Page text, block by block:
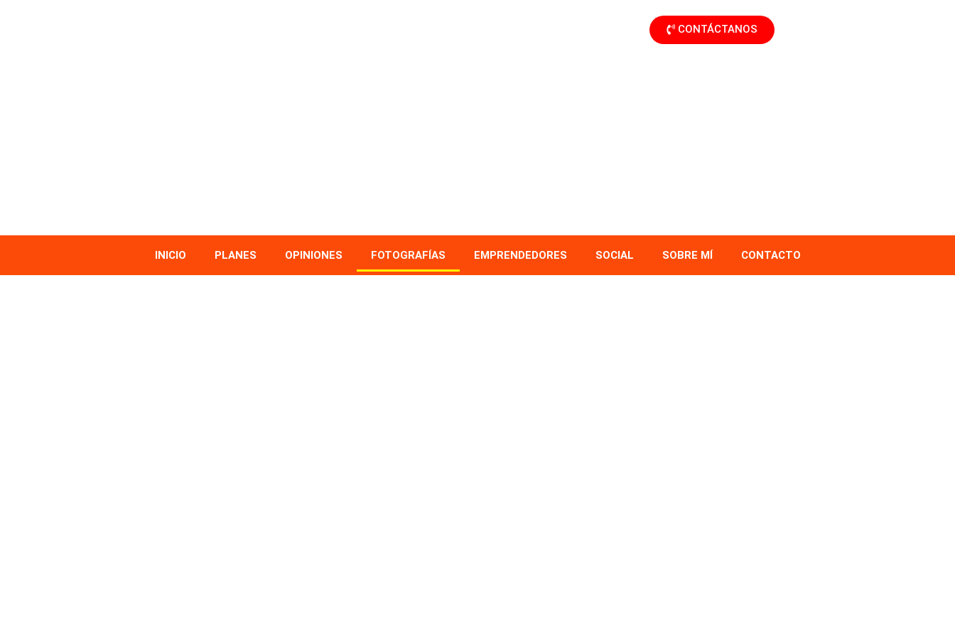
CONTÁCTANOS
INICIO PLANES OPINIONES FOTOGRAFÍAS EMPRENDEDORES SOCIAL SOBRE MÍ CONTACTO